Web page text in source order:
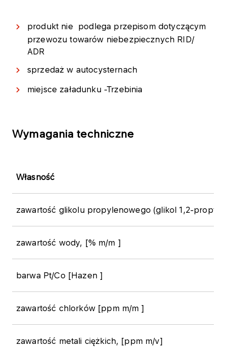
produkt nie podlega przepisom dotyczącym
przewozu towarów niebezpiecznych RID/
ADR
sprzedaż w autocysternach
miejsce załadunku -Trzebinia
Wymagania techniczne
Własność
zawartość glikolu propylenowego (glikol 1,2-
zawartość wody, [% m/m ]
barwa Pt/Co [Hazen ]
zawartość chlorków [ppm m/m ]
zawartość metali ciężkich, [ppm m/v]